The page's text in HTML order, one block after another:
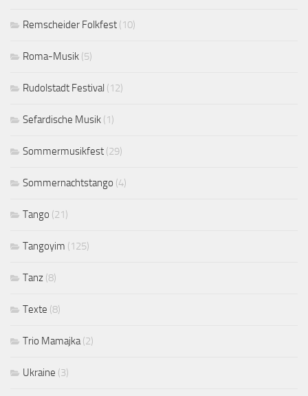
Remscheider Folkfest (10)
Roma-Musik (5)
Rudolstadt Festival (12)
Sefardische Musik (1)
Sommermusikfest (29)
Sommernachtstango (4)
Tango (21)
Tangoyim (125)
Tanz (8)
Texte (8)
Trio Mamajka(2)
Ukraine (3)